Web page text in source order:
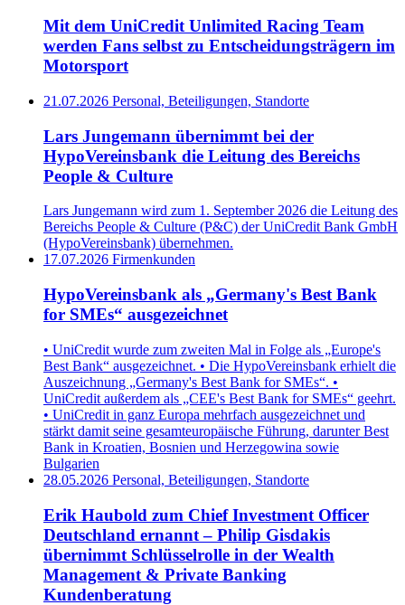
Mit dem UniCredit Unlimited Racing Team
werden Fans selbst zu Entscheidungsträgern im
Motorsport
21.07.2026 Personal, Beteiligungen, Standorte
Lars Jungemann übernimmt bei der
HypoVereinsbank die Leitung des Bereichs
People & Culture
Lars Jungemann wird zum 1. September 2026 die Leitung des
Bereichs People & Culture (P&C) der UniCredit Bank GmbH
(HypoVereinsbank) übernehmen.
17.07.2026 Firmenkunden
HypoVereinsbank als „Germany's Best Bank
for SMEs“ ausgezeichnet
• UniCredit wurde zum zweiten Mal in Folge als „Europe's
Best Bank“ ausgezeichnet. • Die HypoVereinsbank erhielt die
Auszeichnung „Germany's Best Bank for SMEs“. •
UniCredit außerdem als „CEE's Best Bank for SMEs“ geehrt.
• UniCredit in ganz Europa mehrfach ausgezeichnet und
stärkt damit seine gesamteuropäische Führung, darunter Best
Bank in Kroatien, Bosnien und Herzegowina sowie
Bulgarien
28.05.2026 Personal, Beteiligungen, Standorte
Erik Haubold zum Chief Investment Officer
Deutschland ernannt – Philip Gisdakis
übernimmt Schlüsselrolle in der Wealth
Management & Private Banking
Kundenberatung